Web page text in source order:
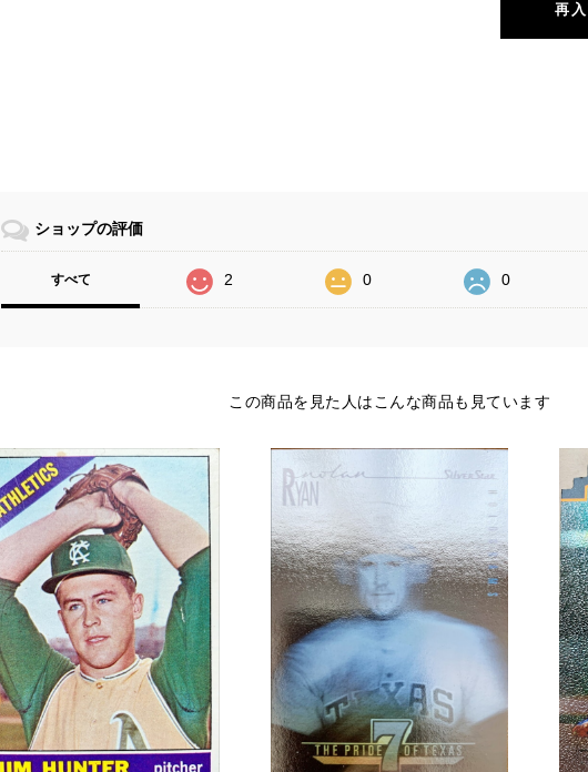
再
ショップの評価
すべて 2 0 0
この商品を見た人はこんな商品も見ています